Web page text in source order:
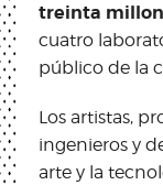
treinta
cuatro
público de la
Los artistas,
ingenieros y
arte y la